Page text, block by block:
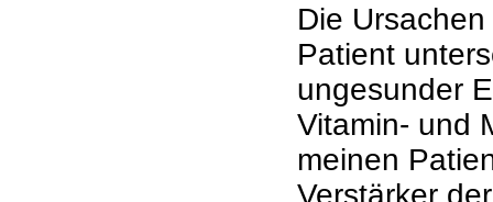
Die
Patient
ungesunder
Vitamin- und
meinen
Verstärker